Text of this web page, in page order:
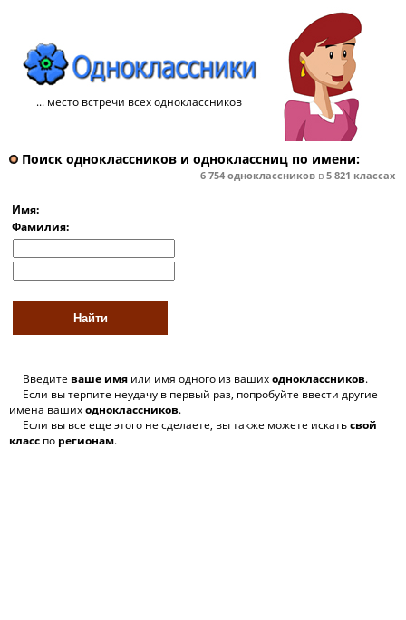
... место встречи всех одноклассников
Поиск одноклассников и одноклассниц по имени:
6 754 одноклассниковв 5 821 классах
Имя:
Фамилия:
Введите ваше имя или имя одного из вашиходноклассников.
Если вы терпите неудачу в первый раз, попробуйте ввести другие
имена вашиходноклассников.
Если вы все еще этого не сделаете, вы также можете искатьсвой
класс по регионам.